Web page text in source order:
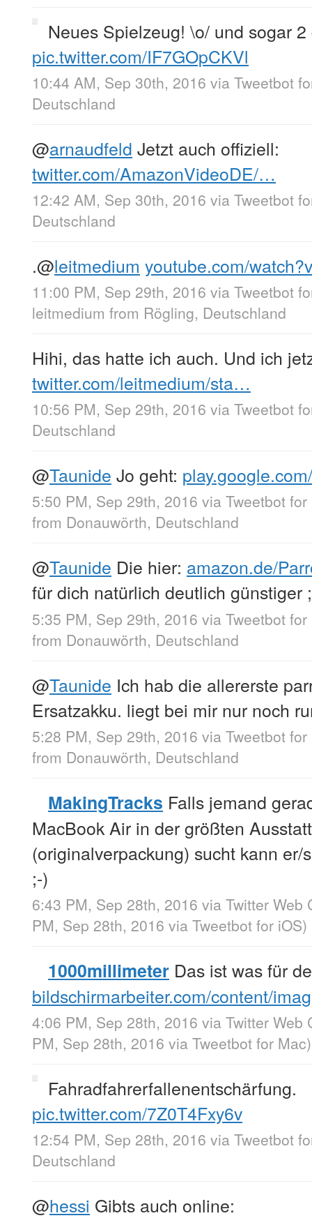
Neues Spielzeug! \o/ und sogar
pic.twitter.com/IF7GOpCKVl
10:44 AM, Sep 30th, 2016 via Tweetbot
Deutschland
@arnaudfeld Jetzt auch offiziell:
twitter.com/AmazonVideoDE/…
12:42 AM, Sep 30th, 2016 via Tweetbot
Deutschland
.@leitmedium youtube.com/
11:00 PM, Sep 29th, 2016 via Tweetbot
leitmedium from Rögling, Deutschland
Hihi, das hatte ich auch. Und ich
twitter.com/leitmedium/sta…
10:56 PM, Sep 29th, 2016 via Tweetbot
Deutschland
@Taunide Jo geht:
5:50 PM, Sep 29th, 2016 via Tweetbot
from Donauwörth, Deutschland
@Taunide Die hier: amazon.de/
für dich natürlich deutlich günstiger
5:35 PM, Sep 29th, 2016 via Tweetbot
from Donauwörth, Deutschland
@Taunide Ich hab die allererste
Ersatzakku. liegt bei mir nur noch
5:28 PM, Sep 29th, 2016 via Tweetbot
from Donauwörth, Deutschland
MakingTracks Falls jemand
MacBook Air in der größten
(originalverpackung) sucht kann
;-)
6:43 PM, Sep 28th, 2016 via Twitter Web
PM, Sep 28th, 2016 via Tweetbot for iΟS)
1000millimeter Das ist was für
bildschirmarbeiter.com/content/
4:06 PM, Sep 28th, 2016 via Twitter Web
PM, Sep 28th, 2016 via Tweetbot for Mac)
Fahradfahrerfallenentschärfung.
pic.twitter.com/7Z0T4Fxy6v
12:54 PM, Sep 28th, 2016 via Tweetbot
Deutschland
@hessi Gibts auch online: